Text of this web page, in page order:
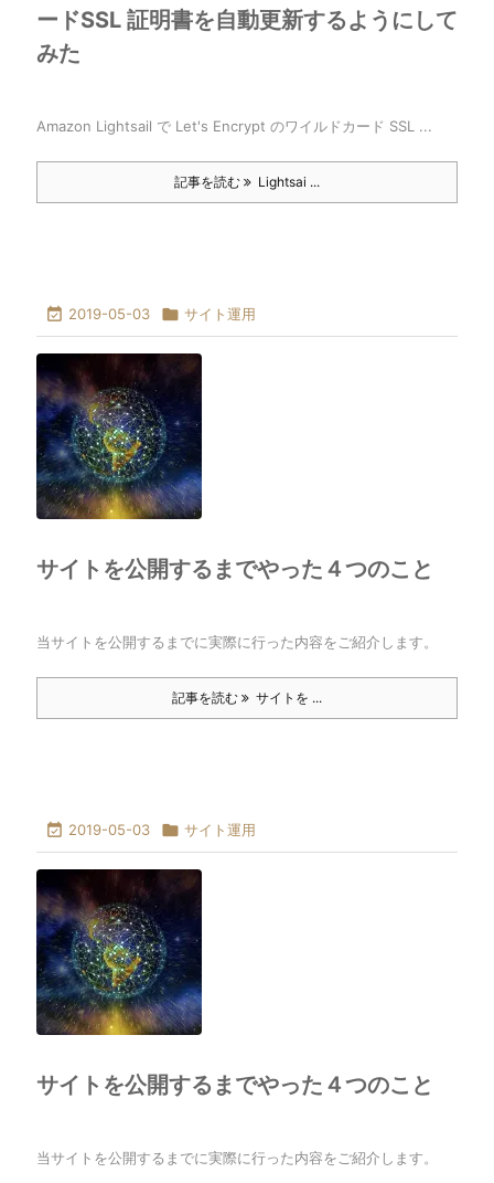
ードSSL 証明書を自動更新するようにして
みた
Amazon Lightsail で Let's Encrypt のワイルドカード SSL ...
記事を読む Lightsai ...
 2019-05-03  サイト運用
サイトを公開するまでやった４つのこと
当サイトを公開するまでに実際に行った内容をご紹介します。
記事を読む サイトを ...
 2019-05-03  サイト運用
サイトを公開するまでやった４つのこと
当サイトを公開するまでに実際に行った内容をご紹介します。